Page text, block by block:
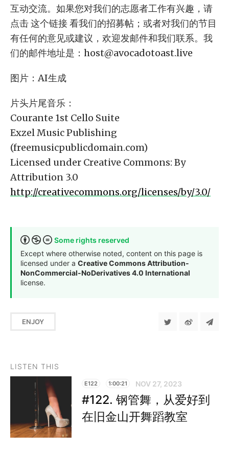
互动交流。如果您对我们的志愿者工作有兴趣，请
点击 这个链接 看我们的招募帖；或者对我们的节目
有任何的意见或建议，欢迎发邮件和我们联系。我
们的邮件地址是： host@avocadotoast.live
图片：AI生成
片头片尾音乐：
Courante 1st Cello Suite
Exzel Music Publishing
(freemusicpublicdomain.com)
Licensed under Creative Commons: By
Attribution 3.0
http://creativecommons.org/licenses/by/3.0/
Some rights reserved
Except where otherwise noted, content on this page is
licensed under a Creative Commons Attribution-
NonCommercial-NoDerivatives 4.0 International
license.
ENJOY
LISTEN THIS
E122 1:00:21 NOV 27, 2023
#122. 钢管舞，从爱好到
在旧金山开舞蹈教室